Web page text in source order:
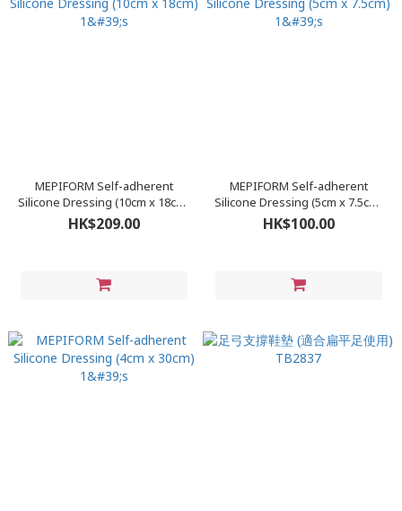
MEPIFORM Self-adherent
Silicone Dressing (10cm x 18cm)
1's
HK$209.00
MEPIFORM Self-adherent
Silicone Dressing (5cm x 7.5cm)
1's
HK$100.00